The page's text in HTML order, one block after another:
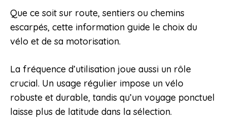
Que ce soit sur route, sentiers ou chemins
escarpés, cette information guide le choix du
vélo et de sa motorisation.
La fréquence d’utilisation joue aussi un rôle
crucial. Un usage régulier impose un vélo
robuste et durable, tandis qu’un voyage ponctuel
laisse plus de latitude dans la sélection.